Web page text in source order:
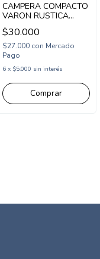
CAMPERA COMPACTO
VARON RUSTICA
DOBLE ESTAMPA
DRAGON EN ESPALDA
(COM253231)
$30.000
$27.000 con Mercado
Pago
6 x $5.000 sin interés
Comprar